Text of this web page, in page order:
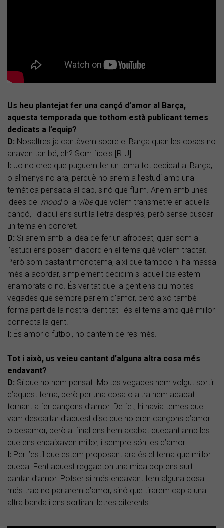
Us heu plantejat fer una cançó d’amor al Barça,
aquesta temporada que tothom està publicant temes
dedicats a l’equip?
D: Nosaltres ja cantàvem sobre el Barça quan les coses no
anaven tan bé, eh? Som fidels [RIU].
I: Jo no crec que puguem fer un tema tot dedicat al Barça,
o almenys no ara, perquè no anem a l’estudi amb una
temàtica pensada al cap, sinó que fluïm. Anem amb unes
idees del moodo la vibeque volem transmetre en aquella
cançó, i d’aquí ens surt la lletra després, però sense buscar
un tema en concret.
D: Si anem amb la idea de fer un afrobeat, quan som a
l’estudi ens posem d’acord en el tema què volem tractar.
Però som bastant monotema, així que tampoc hi ha massa
més a acordar, simplement decidim si aquell dia estem
enamorats o no. És veritat que la gent ens diu moltes
vegades que sempre parlem d’amor, però això també
forma part de la nostra identitat i és el tema amb què millor
connecta la gent.
I: És amor o futbol, no cantem de res més.
Tot i això, us veieu cantant d’alguna altra cosa més
endavant?
D: Sí que ho hem pensat. Moltes vegades hem volgut sortir
d’aquest tema, però per una cosa o altra hem acabat
tornant a fer cançons d’amor. De fet, hi havia temes que
vam descartar d’aquest disc que no eren cançons d’amor
o desamor, però al final ens hem acabat quedant amb les
que ens encaixaven millor, i sempre són les d’amor.
I: Per l’estil que estem proposant ara és el tema que millor
queda. Fent aquest reggaeton una mica pop ens surt
cantar d’amor. Potser si més endavant fem alguna cosa
més trap no parlarem d’amor, sinó que tirarem cap a una
altra banda i ens sortiran lletres diferents.